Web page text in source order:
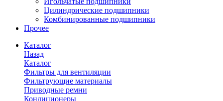
Цилиндрические подшипники
Комбинированные подшипники
Прочее
Каталог
Назад
Каталог
Фильтры для вентиляции
Фильтрующие материалы
Приводные ремни
Кондиционеры